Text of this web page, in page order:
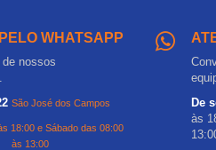
WHATSAPP
nossos
São José dos Campos
18:00 e Sábado das 08:00
às 13:00
De
às